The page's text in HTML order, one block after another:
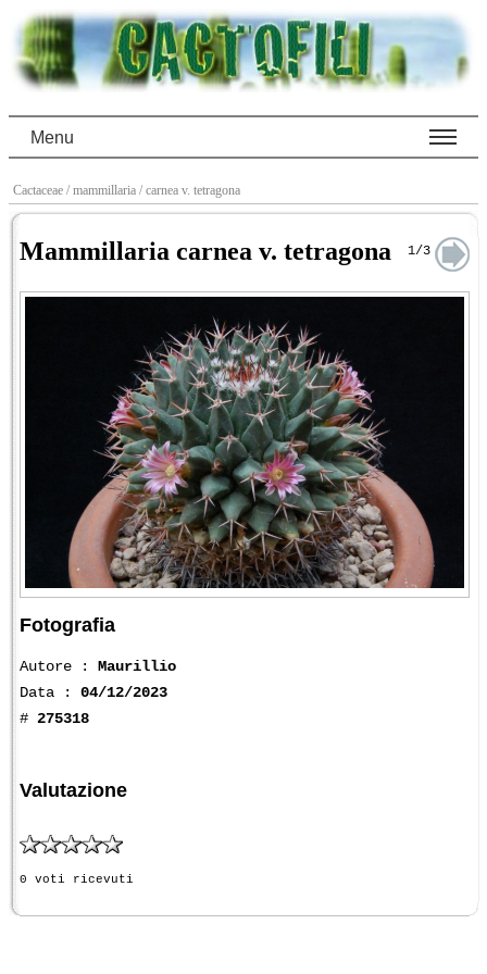
Menu
Cactaceae / mammillaria / carnea v. tetragona
Mammillaria carnea v. tetragona 1/3
Fotografia
Autore : Maurillio
Data : 04/12/2023
# 275318
Valutazione
0 voti ricevuti